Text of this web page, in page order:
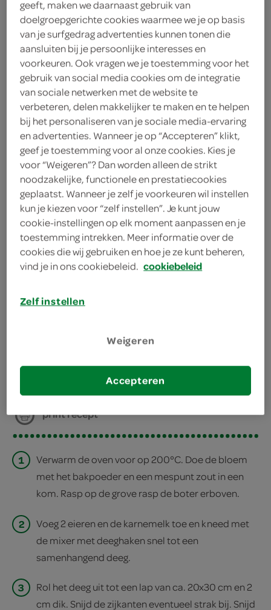
3 eieren
75 gram roomboter
1 zakje bakpoeder
500 gram bloem
kies je winkel
benodigdheden
grove rasp
mixer met deeghaken
deegroller
bakkwastje
deel op twitter
print recept
1
Verwarm de oven voor op 200°C. Doe de bloem
met het bakpoeder en een mespunt zout in een
kom. Rasp op de grove rasp de boter erboven.
2
Voeg 2 eieren en de karnemelk toe en kneed met
de mixer met deeghaken snel tot een
samenhangend deeg.
3
Rol het deeg uit tot een lap van ca. 20x30 cm en 2
cm dik. Snijd de zijkanten eventueel strak bij. Snijd
geeft, maken we daarnaast gebruik van
doelgroepgerichte cookies waarmee we je op basis
van je surfgedrag advertenties kunnen tonen die
aansluiten bij je persoonlijke interesses en
voorkeuren. Ook vragen we je toestemming voor het
gebruik van social media cookies om de integratie
van sociale netwerken met de website te
verbeteren, delen makkelijker te maken en te helpen
bij het personaliseren van je sociale media-ervaring
en advertenties. Wanneer je op “Accepteren” klikt,
geef je toestemming voor al onze cookies. Kies je
voor “Weigeren”? Dan worden alleen de strikt
noodzakelijke, functionele en prestatiecookies
geplaatst. Wanneer je zelf je voorkeuren wil instellen
kun je kiezen voor “zelf instellen”. Je kunt jouw
cookie-instellingen op elk moment aanpassen en je
toestemming intrekken. Meer informatie over de
cookies die wij gebruiken en hoe je ze kunt beheren,
vind je in ons cookiebeleid. cookiebeleid
Zelf instellen
Weigeren
Accepteren